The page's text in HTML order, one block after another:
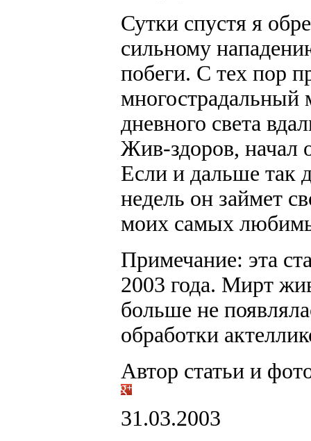
Сутки спустя я
сильному
побеги. С тех пор
многострадальный
дневного света
Жив-здоров, начал
Если и дальше так
недель он займет
моих самых
Примечание: эта
2003 года. Мирт
больше не
обработки
Автор статьи и
31.03.2003